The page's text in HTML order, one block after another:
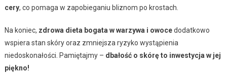
cery, co pomaga w zapobieganiu bliznom po krostach.
Na koniec, zdrowa dieta bogata w warzywa i owocedodatkowo
wspiera stan skóry oraz zmniejsza ryzyko wystąpienia
niedoskonałości. Pamiętajmy – dbałość o skórę to inwestycja w jej
piękno!